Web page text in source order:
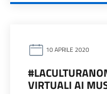
10 APRILE 2020
VIRTUALI AI